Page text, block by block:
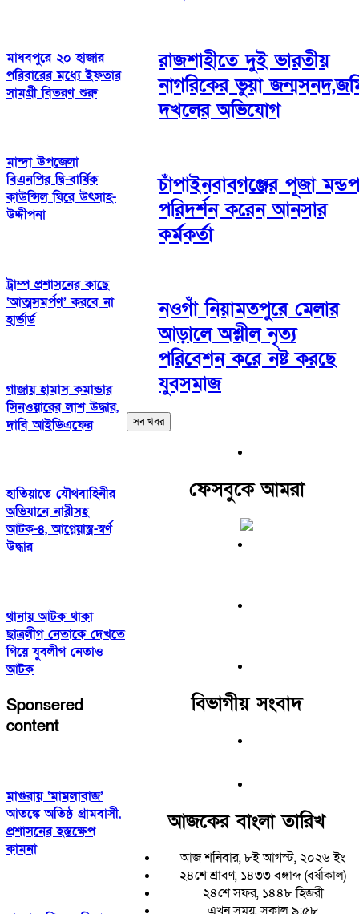
মাধবপুরে ২০ হাজার
পরিবারের মধ্যে ইফতার
সামগ্রী বিতরণ শুরু
মান্দা উপজেলা
বিএনপির দ্বি-বার্ষিক
কাউন্সিল ঘিরে উৎসাহ-
উদ্দীপনা
ট্রাম্প প্রশাসনের কাছে
‘আত্মসমর্পণ’ করবে না
হার্ভার্ড
গাজায় হামাস কমান্ডার
সিনওয়ারের লাশ উদ্ধার,
দাবি আইডিএফের
হাতিয়াতে যৌথবাহিনীর
অভিযানে নারীসহ
আটক-৪, আগ্নেয়াস্ত্র-স্বর্ণ
উদ্ধার
থানায় আটক থাকা
ছাত্রলীগ নেতাকে দেখতে
গিয়ে যুবলীগ নেতাও
আটক
Sponsered
content
মাগুরায় ‘মামলাবাজ’
আতঙ্কে অতিষ্ঠ গ্রামবাসী,
প্রশাসনের হস্তক্ষেপ
কামনা
রাজশাহীতে দুই ভারতীয়
নাগরিকের ভুয়া
দখলের অভিযোগ
চাঁপাইনবাবগঞ্জের পূজা মন্ডপ
পরিদর্শন করেন আনসার
কর্মকর্তা
নওগাঁ নিয়ামতপুরে মেলার
আড়ালে অশ্লীল নৃত্য
পরিবেশন করে নষ্ট করছে
যুবসমাজ
সব খবর
ফেসবুকে আমরা
বিভাগীয় সংবাদ
আজকের বাংলা তারিখ
আজ শনিবার, ৮ই আগস্ট, ২০২৬ ইং
২৪শে শ্রাবণ, ১৪৩৩ বঙ্গাব্দ (বর্ষাকাল)
২৪শে সফর, ১৪৪৮ হিজরী